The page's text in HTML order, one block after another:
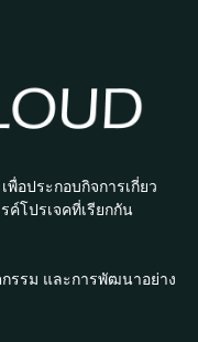
พื่อประกอบกิจการเกี่ยว
ค์โปรเจคที่เรียกกัน
รรม และการพัฒนาอย่าง